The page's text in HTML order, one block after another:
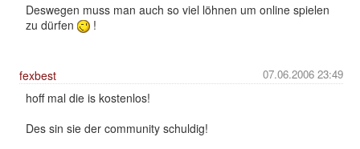
Deswegen muss man auch so viel löhnen um online spielen
zu dürfen
!
07.06.2006 23:49
fexbest
hoff mal die is kostenlos!
Des sin sie der community schuldig!